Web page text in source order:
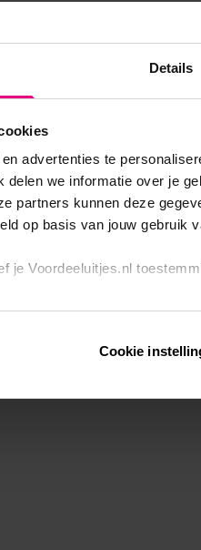
Details
advertenties te
delen we informatie over je
partners kunnen deze
op basis van jouw gebruik
je Voordeeluitjes.nl
zelf instellen welke cookies
Cookie
occurred while loading